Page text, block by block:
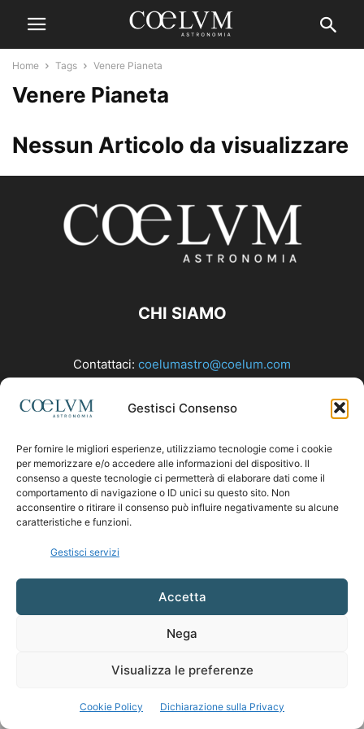
Gestisci Consenso
Per fornire le migliori esperienze, utilizziamo tecnologie come i cookie
per memorizzare e/o accedere alle informazioni del dispositivo. Il
consenso a queste tecnologie ci permetterà di elaborare dati come il
comportamento di navigazione o ID unici su questo sito. Non
acconsentire o ritirare il consenso può influire negativamente su alcune
caratteristiche e funzioni.
Gestisci servizi
Accetta
Nega
Visualizza le preferenze
Cookie Policy Dichiarazione sulla Privacy
Home Tags Venere Pianeta
Venere Pianeta
Nessun Articolo da visualizzare
CHI SIAMO
Contattaci: coelumastro@coelum.com
SEGUICI